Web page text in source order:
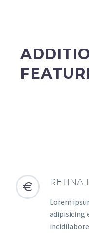

 RETINA
Lorem
adipisicing